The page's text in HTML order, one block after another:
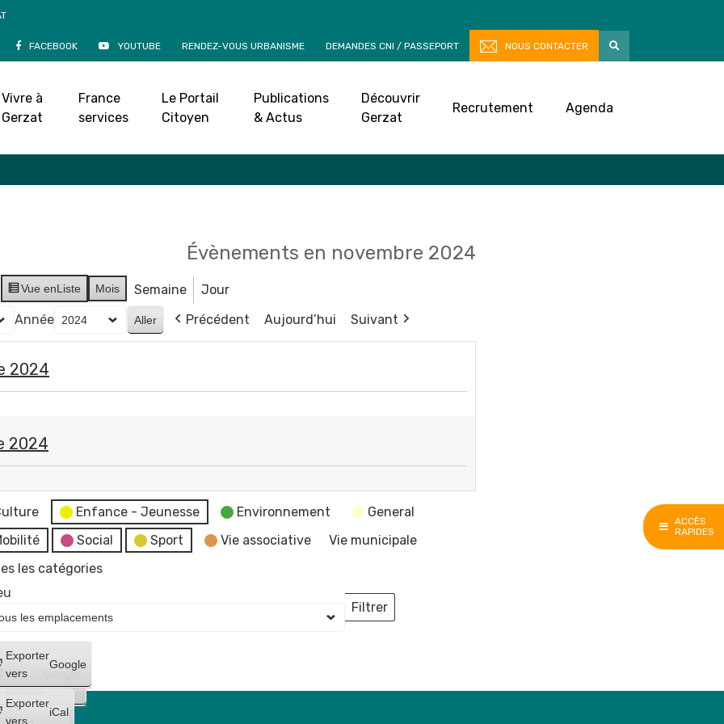
ACCÈS
RAPIDES
FACEBOOK YOUTUBE RENDEZ-VOUS URBANISME DEMANDES CNI / PASSEPORT NOUS CONTACTER
Vivre à
Gerzat
France
services
Le Portail
Citoyen
Publications
& Actus
Découvrir
Gerzat
Recrutement Agenda
Accueil»Agenda
Évènements en novembre 2024
Vue enListe Mois Semaine
Jour
Année Précédent Aujourd’hui Suivant
2024
2024
Enfance - Jeunesse Environnement
General
Social Sport Vie associative
Vie municipale
les catégories
Créer
un
compte
Google
Créer
Exporter
vers
Google
Exporter
vers
iCal
Filtrer
Lieux